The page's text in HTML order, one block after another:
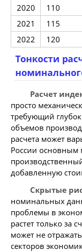
2020
110
2021
115
2022
120
Тонкости
Расчет
просто
требующий
объемов
расчета может
России основным
добавленную
Скрытые
номинальных
проблемы в
растет только за
может не
секторов